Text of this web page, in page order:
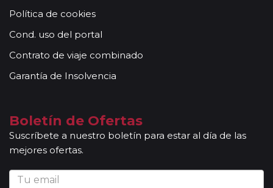
Política de cookies
Cond. uso del portal
Contrato de viaje combinado
Garantía de Insolvencia
Boletín de Ofertas
Suscríbete a nuestro boletín para estar al día de las
mejores ofertas.